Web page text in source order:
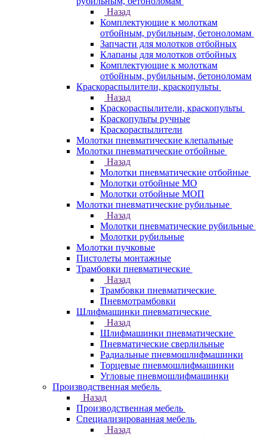
Назад
Комплектующие к молоткам
отбойным, рубильным, бетоноломам
Запчасти для молотков отбойных
Клапаны для молотков отбойных
Комплектующие к молоткам
отбойным, рубильным, бетоноломам
Краскораспылители, краскопульты
Назад
Краскораспылители, краскопульты
Краскопульты ручные
Краскораспылители
Молотки пневматические клепальные
Молотки пневматические отбойные
Назад
Молотки пневматические отбойные
Молотки отбойные МО
Молотки отбойные МОП
Молотки пневматические рубильные
Назад
Молотки пневматические рубильные
Молотки рубильные
Молотки пучковые
Пистолеты монтажные
Трамбовки пневматические
Назад
Трамбовки пневматические
Пневмотрамбовки
Шлифмашинки пневматические
Назад
Шлифмашинки пневматические
Пневматические сверлильные
Радиальные пневмошлифмашинки
Торцевые пневмошлифмашинки
Угловые пневмошлифмашинки
Производственная мебель
Назад
Производственная мебель
Cпециализированная мебель
Назад